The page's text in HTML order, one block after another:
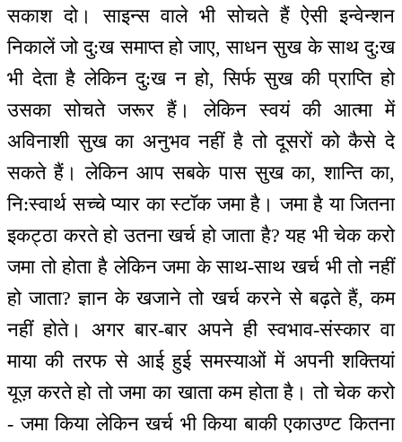
सकाश दो। साइन्स वाले भी सोचते हैं ऐसी इन्वेन्शन
निकालें जो दु:ख समाप्त हो जाए, साधन सुख के साथ दु:ख
भी देता है लेकिन दु:ख न हो, सिर्फ सुख की प्राप्ति हो
उसका सोचते जरूर हैं। लेकिन स्वयं की आत्मा में
अविनाशी सुख का अनुभव नहीं है तो दूसरों को कैसे दे
सकते हैं। लेकिन आप सबके पास सुख का, शान्ति का,
नि:स्वार्थ सच्चे प्यार का स्टॉक जमा है। जमा है या जितना
इकट्ठा करते हो उतना खर्च हो जाता है? यह भी चेक करो
जमा तो होता है लेकिन जमा के साथ-साथ खर्च भी तो नहीं
हो जाता? ज्ञान के खजाने तो खर्च करने से बढ़ते हैं, कम
नहीं होते। अगर बार-बार अपने ही स्वभाव-संस्कार वा
माया की तरफ से आई हुई समस्याओं में अपनी शक्तियां
यूज़ करते हो तो जमा का खाता कम होता है। तो चेक करो
- जमा किया लेकिन खर्च भी किया बाकी एकाउण्ट कितना